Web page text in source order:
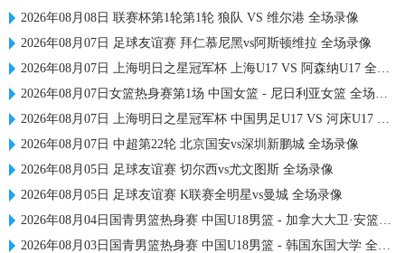
2026年08月08日 联赛杯第1轮第1轮 狼队 VS 维尔港 全场录像
2026年08月07日 足球友谊赛 拜仁慕尼黑vs阿斯顿维拉 全场录像
2026年08月07日 上海明日之星冠军杯 上海U17 VS 阿森纳U17 全场录像
2026年08月07日女篮热身赛第1场 中国女篮 - 尼日利亚女篮 全场录像
2026年08月07日 上海明日之星冠军杯 中国男足U17 VS 河床U17 全场录像
2026年08月07日 中超第22轮 北京国安vs深圳新鹏城 全场录像
2026年08月05日 足球友谊赛 切尔西vs尤文图斯 全场录像
2026年08月05日 足球友谊赛 K联赛全明星vs曼城 全场录像
2026年08月04日国青男篮热身赛 中国U18男篮 - 加拿大大卫·安篮球学院 全场录像
2026年08月03日国青男篮热身赛 中国U18男篮 - 韩国东国大学 全场录像